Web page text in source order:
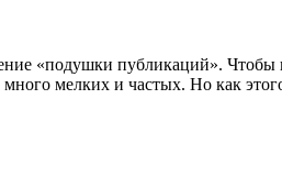
«подушки публикаций». Чтобы
мелких и частых. Но как